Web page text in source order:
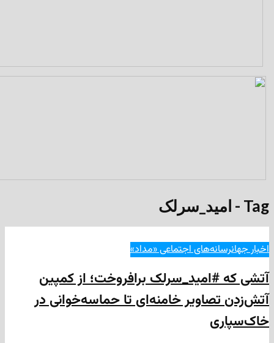
اجتماعی «مداد»
برافروخت؛ از کمپین
خامنه‌ای تا حماسه‌خوانی در